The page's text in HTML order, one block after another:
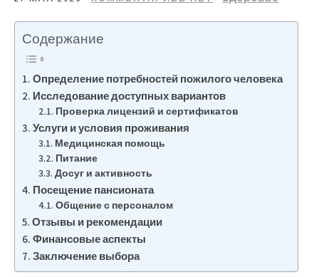
Содержание
Определение потребностей пожилого человека
Исследование доступных вариантов
Проверка лицензий и сертификатов
Услуги и условия проживания
Медицинская помощь
Питание
Досуг и активность
Посещение пансионата
Общение с персоналом
Отзывы и рекомендации
Финансовые аспекты
Заключение выбора